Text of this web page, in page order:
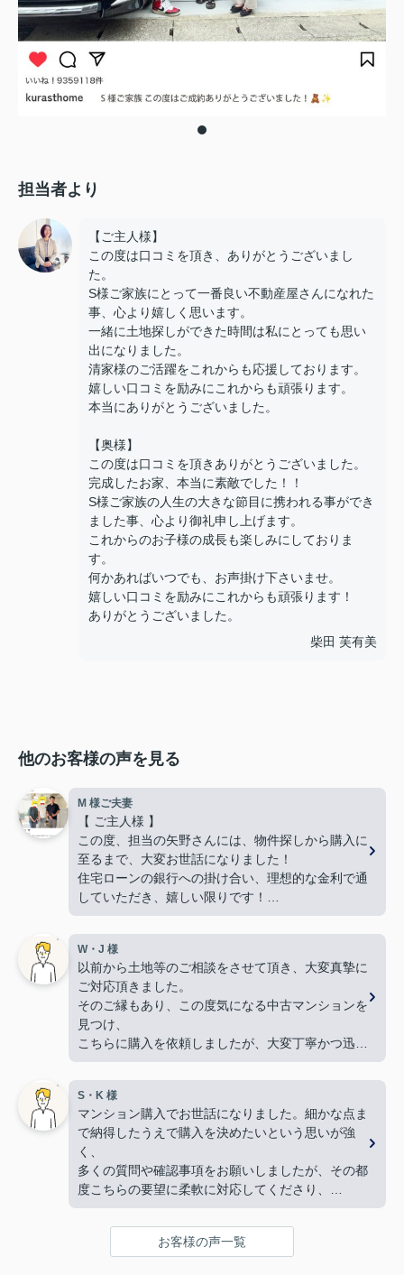
担当者より
【ご主人様】
この度は口コミを頂き、ありがとうございまし
た。
S様ご家族にとって一番良い不動産屋さんになれた
事、心より嬉しく思います。
一緒に土地探しができた時間は私にとっても思い
出になりました。
清家様のご活躍をこれからも応援しております。
嬉しい口コミを励みにこれからも頑張ります。
本当にありがとうございました。
【奥様】
この度は口コミを頂きありがとうございました。
完成したお家、本当に素敵でした！！
S様ご家族の人生の大きな節目に携われる事ができ
ました事、心より御礼申し上げます。
これからのお子様の成長も楽しみにしておりま
す。
何かあればいつでも、お声掛け下さいませ。
嬉しい口コミを励みにこれからも頑張ります！
ありがとうございました。
柴田 芙有美
他のお客様の声を見る
M 様ご夫妻
【 ご主人様 】
この度、担当の矢野さんには、物件探しから購入に
至るまで、大変お世話になりました！
住宅ローンの銀行への掛け合い、理想的な金利で通
していただき、嬉しい限りです！
難しい希望や条件にもかかわらず、何件も何件も、
内覧の段取りをしてくださり、当初から親身に動い
てくださって、本当に感謝しています。
良い御縁に出会えました事、嬉しく思います。本当
にありがとうございました！
【 奥様 】
この度、担当して下さった矢野さんには、たいへん
大変お世話になり、
暑い暑い最中、こちらの要望に沿った物件探しに尽
力して下さり、
家族皆んなが笑顔になれる、素敵な家に出会えるこ
とができました。
購入にあたって、疑問や質問にも丁寧に説明して下
さり、各所に度々足を運んで下さり、連絡や報告な
ど常に迅速に対応して下さいました。
さんのお人柄に、
心から信頼させていただいています。
W・J 様
以前から土地等のご相談をさせて頂き、大変真摯に
ご対応頂きました。
そのご縁もあり、この度気になる中古マンションを
見つけ、
こちらに購入を依頼しましたが、大変丁寧かつ迅速
な対応をして頂き満足しております。
手続きを丁寧に進行して下さるのに加え、
物件購入後の生活風景を同じ目線で考えてくださ
り、
下心のない対応に感銘を受けました。ありがとうご
ざいました。
S・K 様
マンション購入でお世話になりました。細かな点ま
で納得したうえで購入を決めたいという思いが強
く、
多くの質問や確認事項をお願いしましたが、その都
度こちらの要望に柔軟に対応してくださり、
気になることは私たちが納得できるまで丁寧に調べ
てくださいました。商談の際は、妻の体調にも気を
配っていただくなど、お客様の声一覧